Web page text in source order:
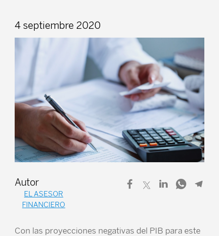
4 septiembre 2020
Autor
EL ASESOR
FINANCIERO
Con las proyecciones negativas del PIB para este